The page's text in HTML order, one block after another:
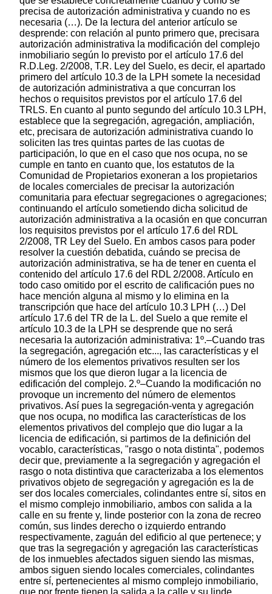
precisa de autorización administrativa y cuando no es
necesaria (…). De la lectura del anterior artículo se
desprende: con relación al punto primero que, precisara
autorización administrativa la modificación del complejo
inmobiliario según lo previsto por el artículo 17.6 del
R.D.Leg. 2/2008, T.R. Ley del Suelo, es decir, el apartado
primero del artículo 10.3 de la LPH somete la necesidad
de autorización administrativa a que concurran los
hechos o requisitos previstos por el artículo 17.6 del
TRLS. En cuanto al punto segundo del artículo 10.3 LPH,
establece que la segregación, agregación, ampliación,
etc, precisara de autorización administrativa cuando lo
soliciten las tres quintas partes de las cuotas de
participación, lo que en el caso que nos ocupa, no se
cumple en tanto en cuanto que, los estatutos de la
Comunidad de Propietarios exoneran a los propietarios
de locales comerciales de precisar la autorización
comunitaria para efectuar segregaciones o agregaciones;
continuando el artículo sometiendo dicha solicitud de
autorización administrativa a la ocasión en que concurran
los requisitos previstos por el artículo 17.6 del RDL
2/2008, TR Ley del Suelo. En ambos casos para poder
resolver la cuestión debatida, cuándo se precisa de
autorización administrativa, se ha de tener en cuenta el
contenido del artículo 17.6 del RDL 2/2008. Artículo en
todo caso omitido por el escrito de calificación pues no
hace mención alguna al mismo y lo elimina en la
transcripción que hace del artículo 10.3 LPH (…) Del
artículo 17.6 del TR de la L. del Suelo a que remite el
artículo 10.3 de la LPH se desprende que no será
necesaria la autorización administrativa: 1º.–Cuando tras
la segregación, agregación etc..., las características y el
número de los elementos privativos resulten ser los
mismos que los que dieron lugar a la licencia de
edificación del complejo. 2.º–Cuando la modificación no
provoque un incremento del número de elementos
privativos. Así pues la segregación-venta y agregación
que nos ocupa, no modifica las características de los
elementos privativos del complejo que dio lugar a la
licencia de edificación, si partimos de la definición del
vocablo, características, "rasgo o nota distinta", podemos
decir que, previamente a la segregación y agregación el
rasgo o nota distintiva que caracterizaba a los elementos
privativos objeto de segregación y agregación es la de
ser dos locales comerciales, colindantes entre sí, sitos en
el mismo complejo inmobiliario, ambos con salida a la
calle en su frente y, linde posterior con la zona de recreo
común, sus lindes derecho o izquierdo entrando
respectivamente, zaguán del edificio al que pertenece; y
que tras la segregación y agregación las características
de los inmuebles afectados siguen siendo las mismas,
ambos siguen siendo locales comerciales, colindantes
entre sí, pertenecientes al mismo complejo inmobiliario,